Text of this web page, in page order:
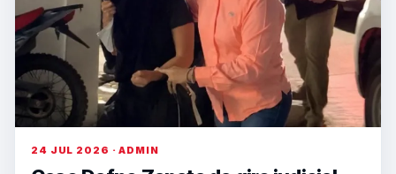
24 JUL 2026 · ADMIN